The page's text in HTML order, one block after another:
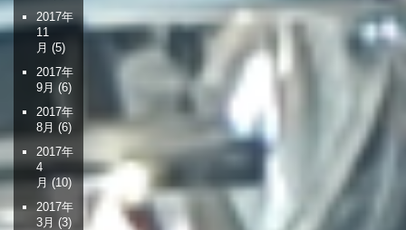
2017年
11
月 (5)
2017年
9月 (6)
2017年
8月 (6)
2017年
4
月(10)
2017年
3月 (3)